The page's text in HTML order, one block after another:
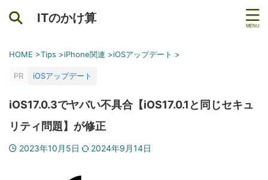
ITのかけ算
HOME >Tips >iPhone関連 >iOSアップデート >
PR iOSアップデート
iOS17.0.3でヤバい不具合【iOS17.0.1と同じセキュ
リティ問題】が修正
2023年10月5日 2024年9月14日